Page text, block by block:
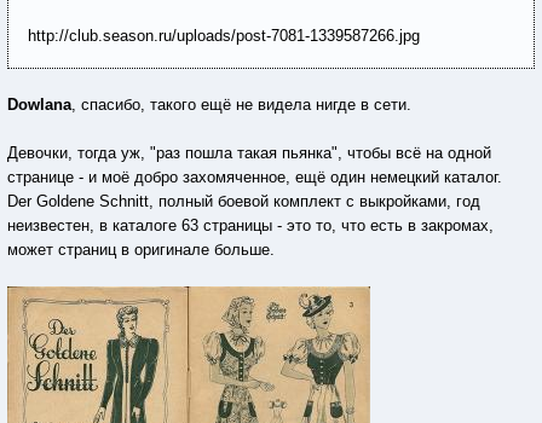
http://club.season.ru/uploads/post-7081-1339587266.jpg
Dowlana, спасибо, такого ещё не видела нигде в сети.
Девочки, тогда уж, "раз пошла такая пьянка", чтобы всё на одной
странице - и моё добро захомяченное, ещё один немецкий каталог.
Der Goldene Schnitt, полный боевой комплект с выкройками, год
неизвестен, в каталоге 63 страницы - это то, что есть в закромах,
может страниц в оригинале больше.